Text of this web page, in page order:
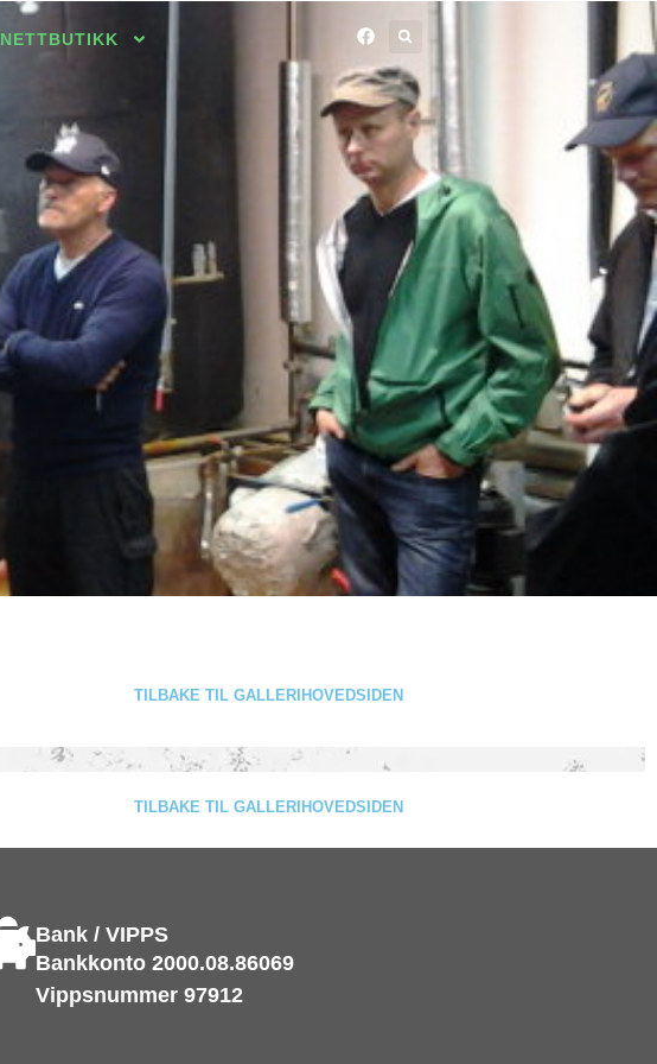
NETTBUTIKK
TILBAKE TIL GALLERIHOVEDSIDEN
TILBAKE TIL GALLERIHOVEDSIDEN
Bank / VIPPS
Bankkonto 2000.08.86069
Vippsnummer 97912